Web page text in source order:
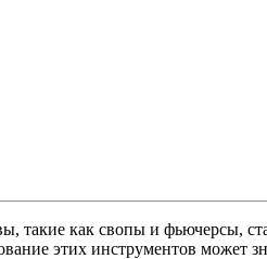
как свопы и фьючерсы,
этих инструментов может